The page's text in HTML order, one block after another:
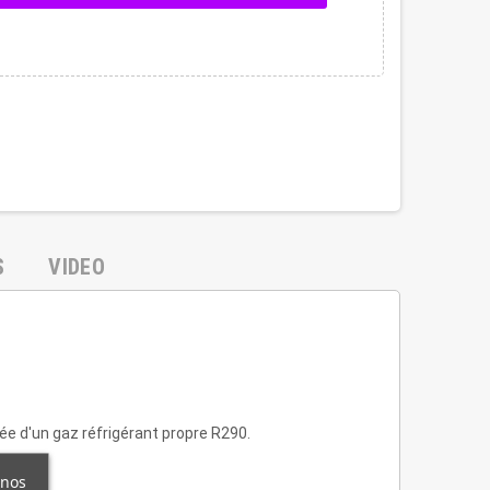
VIDEO
d'un gaz réfrigérant propre R290.